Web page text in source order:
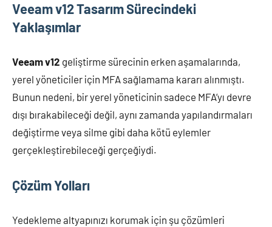
Veeam v12 Tasarım Sürecindeki
Yaklaşımlar
Veeam v12 geliştirme sürecinin erken aşamalarında,
yerel yöneticiler için MFA sağlamama kararı alınmıştı.
Bunun nedeni, bir yerel yöneticinin sadece MFA’yı devre
dışı bırakabileceği değil, aynı zamanda yapılandırmaları
değiştirme veya silme gibi daha kötü eylemler
gerçekleştirebileceği gerçeğiydi.
Çözüm Yolları
Yedekleme altyapınızı korumak için şu çözümleri